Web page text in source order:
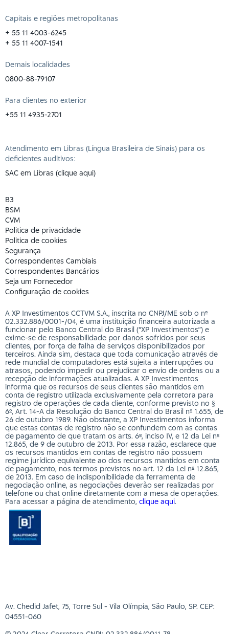
Capitais e regiões metropolitanas
+ 55 11 4003-6245
+ 55 11 4007-1541
Demais localidades
0800-88-79107
Para clientes no exterior
+55 11 4935-2701
Atendimento em Libras (Língua Brasileira de Sinais) para os
deficientes auditivos:
SAC em Libras (clique aqui)
B3
BSM
CVM
Politica de privacidade
Politica de cookies
Segurança
Correspondentes Cambiais
Correspondentes Bancários
Seja um Fornecedor
Configuração de cookies
A XP Investimentos CCTVM S.A., inscrita no CNPJ/ME sob o nº
02.332.886/0001-/­04, é uma instituição financeira autorizada a
funcionar pelo Banco Central do Brasil (“XP Investimentos”) e
exime-se de responsabilidade por danos sofridos por seus
clientes, por força de falha de serviços disponibilizados por
terceiros. Ainda sim, destaca que toda comunicação através de
rede mundial de computadores está sujeita a interrupções ou
atrasos, podendo impedir ou prejudicar o envio de ordens ou a
recepção de informações atualizadas. A XP Investimentos
informa que os recursos de seus clientes são mantidos em
conta de registro utilizada exclusivamente pela corretora para
registro de operações de cada cliente, conforme previsto no §
6º, Art. 14-A da Resolução do Banco Central do Brasil nº 1.655, de
26 de outubro 1989. Não obstante, a XP Investimentos informa
que estas contas de registro não se confundem com as contas
de pagamento de que tratam os arts. 6º, inciso IV, e 12 da Lei nº
12.865, de 9 de outubro de 2013. Por essa razão, esclarece que
os recursos mantidos em contas de registro não possuem
regime jurídico equivalente ao dos recursos mantidos em conta
de pagamento, nos termos previstos no art. 12 da Lei nº 12.865,
de 2013. Em caso de indisponibilidade da ferramenta de
negociação online, as negociações deverão ser realizadas por
telefone ou chat online diretamente com a mesa de operações.
Para acessar a página de atendimento, clique aqui.
Av. Chedid Jafet, 75, Torre Sul - Vila Olímpia, São Paulo, SP. CEP:
04551-060